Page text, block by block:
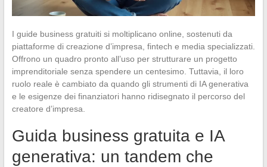
I guide business gratuiti si moltiplicano online, sostenuti da
piattaforme di creazione d’impresa, fintech e media specializzati.
Offrono un quadro pronto all’uso per strutturare un progetto
imprenditoriale senza spendere un centesimo. Tuttavia, il loro
ruolo reale è cambiato da quando gli strumenti di IA generativa
e le esigenze dei finanziatori hanno ridisegnato il percorso del
creatore d’impresa.
Guida business gratuita e IA
generativa: un tandem che